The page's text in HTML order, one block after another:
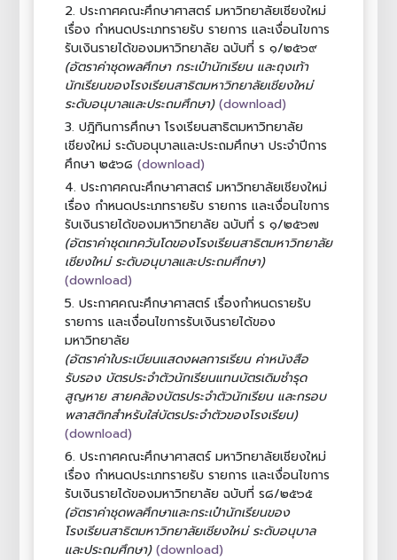
2. ประกาศคณะศึกษาศาสตร์ มหาวิทยาลัยเชียงใหม่
เรื่อง กำหนดประเภทรายรับ รายการ และเงื่อนไขการ
รับเงินรายได้ของมหาวิทยาลัย ฉบับที่ ร ๑/๒๕๖๙
(อัตราค่าชุดพลศึกษา กระเป๋านักเรียน และถุงเท้า
นักเรียนของโรงเรียนสาธิตมหาวิทยาลัยเชียงใหม่
ระดับอนุบาลและประถมศึกษา) (download)
3. ปฎิทินการศึกษา โรงเรียนสาธิตมหาวิทยาลัย
เชียงใหม่ ระดับอนุบาลและประถมศึกษา ประจำปีการ
ศึกษา ๒๕๖๘ (download)
4. ประกาศคณะศึกษาศาสตร์ มหาวิทยาลัยเชียงใหม่
เรื่อง กำหนดประเภทรายรับ รายการ และเงื่อนไขการ
รับเงินรายได้ของมหาวิทยาลัย ฉบับที่ ร ๑/๒๕๖๗
(อัตราค่าชุดเทควันโดของโรงเรียนสาธิตมหาวิทยาลัย
เชียงใหม่ ระดับอนุบาลและประถมศึกษา)
(download)
5. ประกาศคณะศึกษาศาสตร์ เรื่องกำหนดรายรับ
รายการ และเงื่อนไขการรับเงินรายได้ของ
มหาวิทยาลัย
(อัตราค่าใบระเบียนแสดงผลการเรียน ค่าหนังสือ
รับรอง บัตรประจำตัวนักเรียนแทนบัตรเดิมชำรุด
สูญหาย สายคล้องบัตรประจำตัวนักเรียน และกรอบ
พลาสติกสำหรับใส่บัตรประจำตัวของโรงเรียน)
(download)
6. ประกาศคณะศึกษาศาสตร์ มหาวิทยาลัยเชียงใหม่
เรื่อง กำหนดประเภทรายรับ รายการ และเงื่อนไขการ
รับเงินรายได้ของมหาวิทยาลัย ฉบับที่ ร๘/๒๕๖๕
(อัตราค่าชุดพลศึกษาและกระเป๋านักเรียนของ
โรงเรียนสาธิตมหาวิทยาลัยเชียงใหม่ ระดับอนุบาล
และประถมศึกษา) (download)